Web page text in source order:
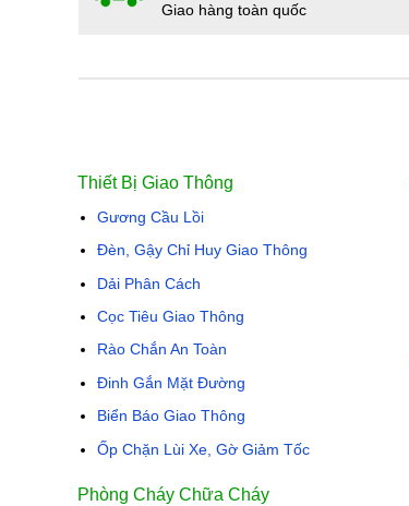
Giao hàng toàn quốc
Thiết Bị Giao Thông
Gương Cầu Lồi
Đèn, Gậy Chỉ Huy Giao Thông
Dải Phân Cách
Cọc Tiêu Giao Thông
Rào Chắn An Toàn
Đinh Gắn Mặt Đường
Biển Báo Giao Thông
Ốp Chặn Lùi Xe, Gờ Giảm Tốc
Phòng Cháy Chữa Cháy